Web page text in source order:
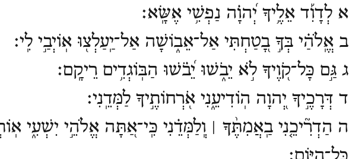
א לְדָוִ֡ד אֵלֶ֥יךָ יְ֝הוָ֗ה נַפְשִׁ֥י אֶשָּֽׂא׃
ב אֱֽלֹהַ֗י בְּךָ֣ בָ֭טַחְתִּי אַל־אֵב֑וֹשָׁה אַל־יַֽעַלְצ֖וּ אֽוֹיְבַ֣י לִֽי׃
ג גַּ֣ם כָּל־קֹ֭וֶיךָ לֹ֣א יֵבֹ֑שׁוּ יֵ֝בֹ֗שׁוּ הַבּֽוֹגְדִ֥ים רֵיקָֽם׃
ד דְּרָכֶ֣יךָ יְ֭הוָה הֽוֹדִיעֵ֑נִי אֹ֖רְחוֹתֶ֣יךָ לַמְּדֵֽנִי׃
ה הַדְרִ֘יכֵ֤נִי בַֽאֲמִתֶּ֨ךָ ׀ וְֽלַמְּדֵ֗נִי כִּֽי־אַ֭תָּה אֱלֹהֵ֣י יִשְׁעִ֑י